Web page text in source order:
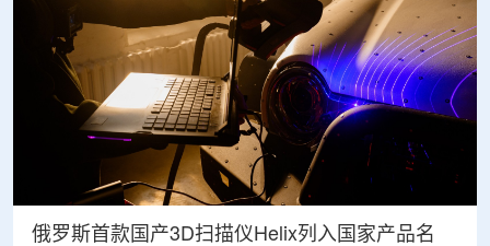
俄罗斯首款国产3D扫描仪Helix列入国家产品名